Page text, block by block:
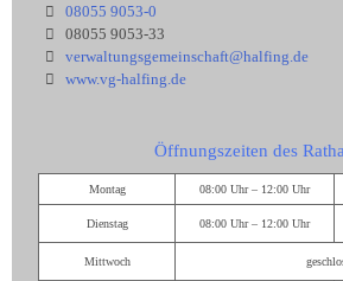
08055 9053-0
08055 9053-33
verwaltungsgemeinschaft@halfing.de
www.vg-halfing.de
Öffnungszeiten des
Montag 08:00 Uhr – 12:00 Uhr
Dienstag 08:00 Uhr – 12:00 Uhr
Mittwoch